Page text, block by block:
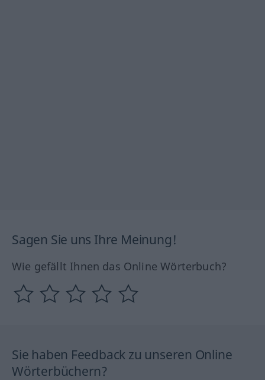
Sagen Sie uns Ihre Meinung!
Wie gefällt Ihnen das Online Wörterbuch?
Sie haben Feedback zu unseren Online
Wörterbüchern?